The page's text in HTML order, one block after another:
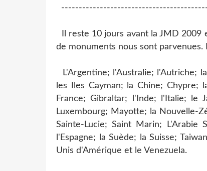
Il reste 10 jours avant la JMD 2009
de monuments nous sont
L'Argentine; l'Australie; l'Autriche;
les Iles Cayman; la Chine; Chypre;
France; Gibraltar; l'Inde; l'Italie; le
Luxembourg; Mayotte; la Nouvelle-
Sainte-Lucie; Saint Marin; L'Arabie
l'Espagne; la Suède; la Suisse;
Unis d'Amérique et le Venezuela.